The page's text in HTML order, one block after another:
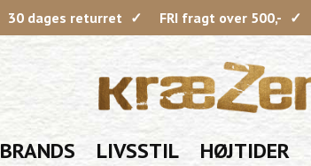
30 dages returret FRI fragt over 500,-
BRANDS LIVSSTIL HØJTIDER